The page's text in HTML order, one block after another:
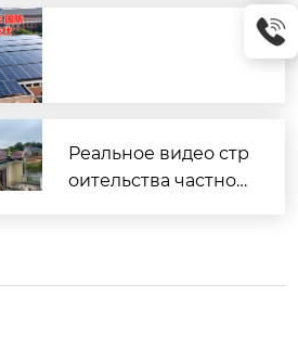
(металлочерепицы)
Реальное видео стр
оительства частног